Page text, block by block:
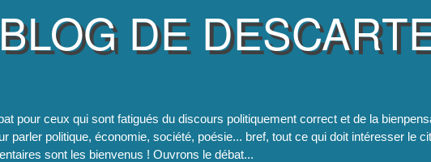
DE
pour ceux qui sont fatigués du discours politiquement correct et de la
parler politique, économie, société, poésie... bref, tout ce qui doit intéresser le
sont les bienvenus ! Ouvrons le débat...